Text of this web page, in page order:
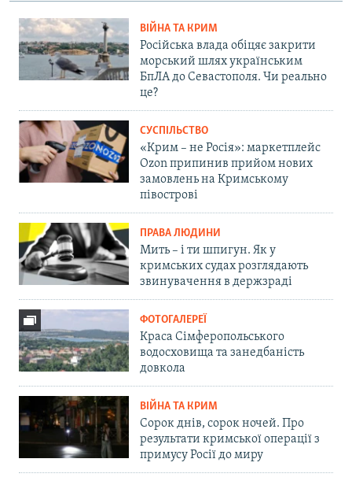
ВІЙНА ТА КРИМ
Російська влада обіцяє закрити
морський шлях українським
БпЛА до Севастополя. Чи реально
це?
СУСПІЛЬСТВО
«Крим – не Росія»: маркетплейс
Ozon припинив прийом нових
замовлень на Кримському
півострові
ПРАВА ЛЮДИНИ
Мить – і ти шпигун. Як у
кримських судах розглядають
звинувачення в держзраді
ФОТОГАЛЕРЕЇ
Краса Сімферопольського
водосховища та занедбаність
довкола
ВІЙНА ТА КРИМ
Сорок днів, сорок ночей. Про
результати кримської операції з
примусу Росії до миру